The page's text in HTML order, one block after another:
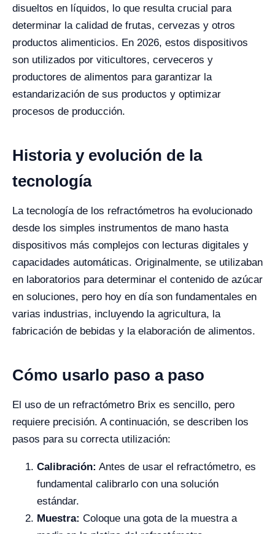
disueltos en líquidos, lo que resulta crucial para
determinar la calidad de frutas, cervezas y otros
productos alimenticios. En 2026, estos dispositivos
son utilizados por viticultores, cerveceros y
productores de alimentos para garantizar la
estandarización de sus productos y optimizar
procesos de producción.
Historia y evolución de la
tecnología
La tecnología de los refractómetros ha evolucionado
desde los simples instrumentos de mano hasta
dispositivos más complejos con lecturas digitales y
capacidades automáticas. Originalmente, se utilizaban
en laboratorios para determinar el contenido de azúcar
en soluciones, pero hoy en día son fundamentales en
varias industrias, incluyendo la agricultura, la
fabricación de bebidas y la elaboración de alimentos.
Cómo usarlo paso a paso
El uso de un refractómetro Brix es sencillo, pero
requiere precisión. A continuación, se describen los
pasos para su correcta utilización:
Calibración: Antes de usar el refractómetro, es
fundamental calibrarlo con una solución
estándar.
Muestra: Coloque una gota de la muestra a